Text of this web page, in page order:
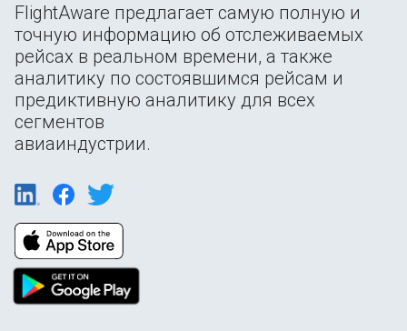
FlightAware предлагает самую полную и
точную информацию об отслеживаемых
рейсах в реальном времени, а также
аналитику по состоявшимся рейсам и
предиктивную аналитику для всех
сегментов
авиаиндустрии.